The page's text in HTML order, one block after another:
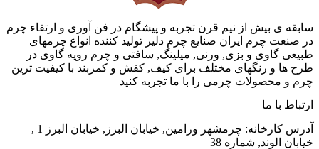
سابقه ی بیش از نیم قرن تجربه و پیشگام در فن آوری و ارتقاء چرم
در صنعت چرم ایران صنایع چرم دلیر تولید کننده انواع چرمهای
طبیعی گاوی و بزی, ورنی, میلینگ, سافتی و چرم رویه گاوی در
طرح ها و رنگهای مختلف برای کیف, کفش و کمربند با کیفیت ترین
چرم و محصولات چرمی را با ما تجربه کنید
ارتباط با ما
آدرس کارخانه: چرمشهر ورامین, خیابان البرز, خیابان البرز 1 ,
خیابان الوند, شماره 38